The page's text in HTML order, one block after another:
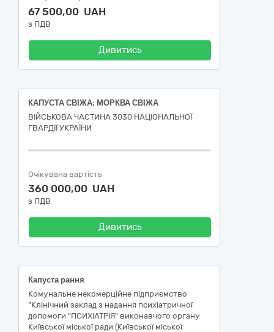
67 500,00 UAH
з ПДВ
Дивитись
КАПУСТА СВІЖА; МОРКВА СВІЖА
ВІЙСЬКОВА ЧАСТИНА 3030 НАЦІОНАЛЬНОЇ
ГВАРДІЇ УКРАЇНИ
Очікувана вартість
360 000,00 UAH
з ПДВ
Дивитись
Капуста рання
Комунальне некомерційне підприємство
"Клінічний заклад з надання психіатричної
допомоги "ПСИХІАТРІЯ" виконавчого органу
Київської міської ради (Київської міської